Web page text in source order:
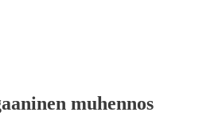
muhennos